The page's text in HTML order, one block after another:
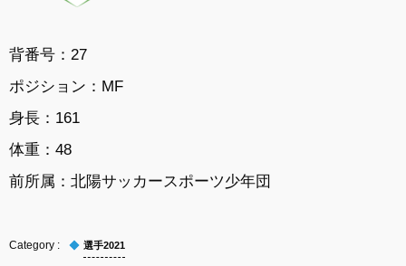
背番号：27
ポジション：MF
身長：161
体重：48
前所属： 北陽サッカースポーツ少年団
選手2021